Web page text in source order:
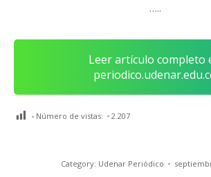
…..
Leer artículo completo
Número de vistas: 2.207
Category: Udenar Periódico